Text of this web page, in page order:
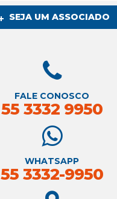
SEJA UM ASSOCIADO
FALE CONOSCO
55 3332 9950
WHATSAPP
55 3332-9950